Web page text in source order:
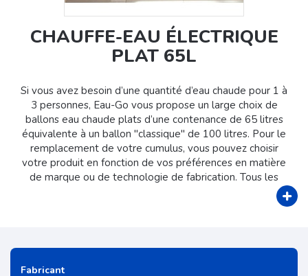
CHAUFFE-EAU ÉLECTRIQUE
PLAT 65L
Si vous avez besoin d’une quantité d’eau chaude pour 1 à
3 personnes, Eau-Go vous propose un large choix de
ballons eau chaude plats d’une contenance de 65 litres
équivalente à un ballon "classique" de 100 litres. Pour le
remplacement de votre cumulus, vous pouvez choisir
votre produit en fonction de vos préférences en matière
de marque ou de technologie de fabrication. Tous les
sélection auprès des plus grandes marques connues sur
de 65 litres sera suffisant pour assurer vos besoins en
Fabricant